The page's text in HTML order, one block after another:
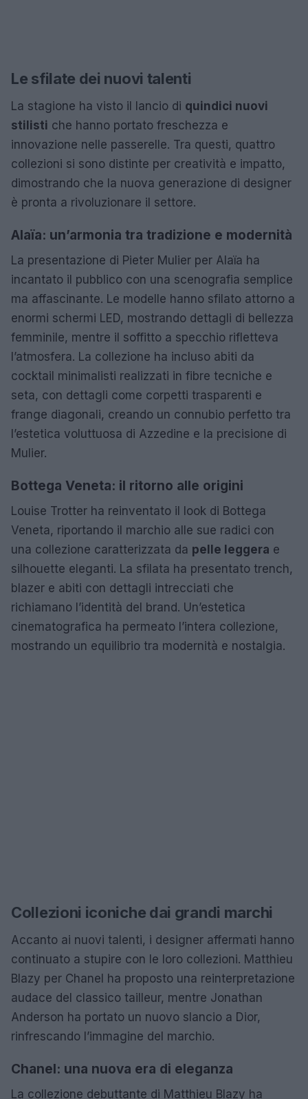
Le sfilate dei nuovi talenti
La stagione ha visto il lancio di quindici nuovi
stilisti che hanno portato freschezza e
innovazione nelle passerelle. Tra questi, quattro
collezioni si sono distinte per creatività e impatto,
dimostrando che la nuova generazione di designer
è pronta a rivoluzionare il settore.
Alaïa: un’armonia tra tradizione e modernità
La presentazione di Pieter Mulier per Alaïa ha
incantato il pubblico con una scenografia semplice
ma affascinante. Le modelle hanno sfilato attorno a
enormi schermi LED, mostrando dettagli di bellezza
femminile, mentre il soffitto a specchio rifletteva
l’atmosfera. La collezione ha incluso abiti da
cocktail minimalisti realizzati in fibre tecniche e
seta, con dettagli come corpetti trasparenti e
frange diagonali, creando un connubio perfetto tra
l’estetica voluttuosa di Azzedine e la precisione di
Mulier.
Bottega Veneta: il ritorno alle origini
Louise Trotter ha reinventato il look di Bottega
Veneta, riportando il marchio alle sue radici con
una collezione caratterizzata da pelle leggera e
silhouette eleganti. La sfilata ha presentato trench,
blazer e abiti con dettagli intrecciati che
richiamano l’identità del brand. Un’estetica
cinematografica ha permeato l’intera collezione,
mostrando un equilibrio tra modernità e nostalgia.
Collezioni iconiche dai grandi marchi
Accanto ai nuovi talenti, i designer affermati hanno
continuato a stupire con le loro collezioni. Matthieu
Blazy per Chanel ha proposto una reinterpretazione
audace del classico tailleur, mentre Jonathan
Anderson ha portato un nuovo slancio a Dior,
rinfrescando l’immagine del marchio.
Chanel: una nuova era di eleganza
La collezione debuttante di Matthieu Blazy ha